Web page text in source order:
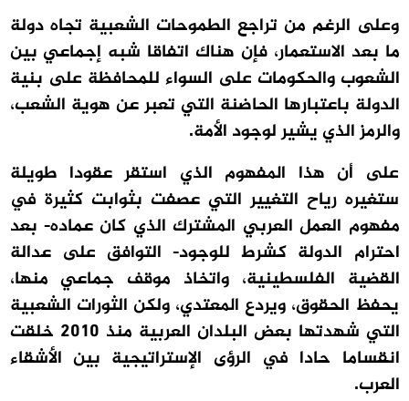
وعلى الرغم من تراجع الطموحات الشعبية تجاه دولة
ما بعد الاستعمار، فإن هناك اتفاقا شبه إجماعي بين
الشعوب والحكومات على السواء للمحافظة على بنية
الدولة باعتبارها الحاضنة التي تعبر عن هوية الشعب،
والرمز الذي يشير لوجود الأمة.
على أن هذا المفهوم الذي استقر عقودا طويلة
ستغيره رياح التغيير التي عصفت بثوابت كثيرة في
مفهوم العمل العربي المشترك الذي كان عماده- بعد
احترام الدولة كشرط للوجود- التوافق على عدالة
القضية الفلسطينية، واتخاذ موقف جماعي منها،
يحفظ الحقوق، ويردع المعتدي، ولكن الثورات الشعبية
التي شهدتها بعض البلدان العربية منذ 2010 خلقت
انقساما حادا في الرؤى الإستراتيجية بين الأشقاء
العرب.